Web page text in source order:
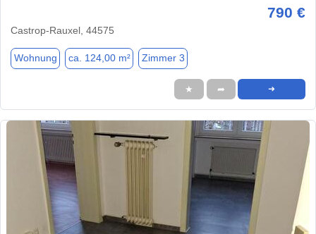
790 €
Castrop-Rauxel, 44575
Wohnung ca. 124,00 m² Zimmer 3
★ ➦ ➜